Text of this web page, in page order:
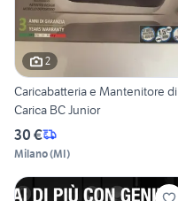
2
Caricabatteria e Mantenitore di
Carica BC Junior
30 €
Milano(MI)